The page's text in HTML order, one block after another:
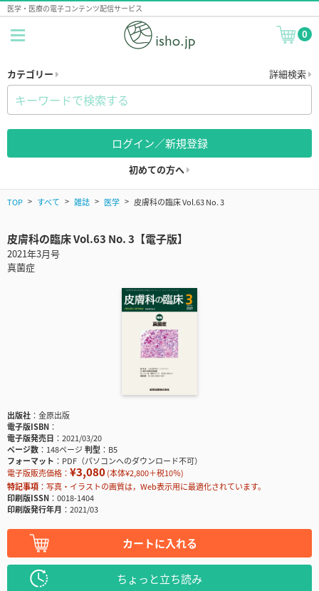
医学・医療の電子コンテンツ配信サービス
0
カテゴリー 詳細検索
ログイン／新規登録
初めての方へ
TOP すべて 雑誌 医学 皮膚科の臨床 Vol.63 No. 3
皮膚科の臨床 Vol.63 No. 3【電子版】
2021年3月号
真菌症
出版社
金原出版
電子版ISBN
電子版発売日
2021/03/20
ページ数
148ページ判型
B5
フォーマット
PDF（パソコンへのダウンロード不可）
電子版販売価格： ¥3,080(本体¥2,800＋税10％)
特記事項
写真・イラストの画質は，Web表示用に最適化されています。
印刷版ISSN
0018-1404
印刷版発行年月
2021/03
カートに入れる
ちょっと立ち読み